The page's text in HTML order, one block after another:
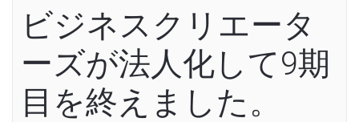
ビジネスクリエータ
ーズが法人化して9期
目を終えました。